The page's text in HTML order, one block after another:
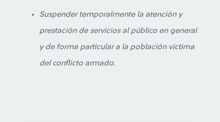
Suspender temporalmente la atención y
prestación de servicios al público en general
y de forma particular a la población víctima
del conflicto armado.